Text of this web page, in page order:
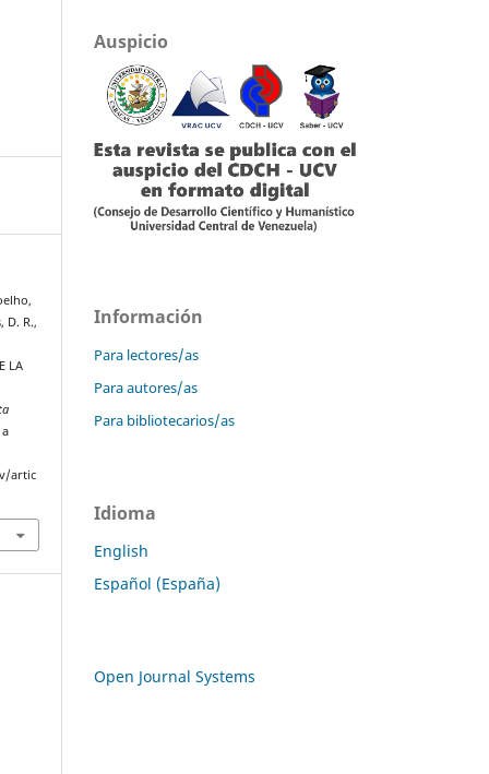
D. R.,
LA
artic
Auspicio
Información
Para lectores/as
Para autores/as
Para bibliotecarios/as
Idioma
English
Español (España)
Open Journal Systems